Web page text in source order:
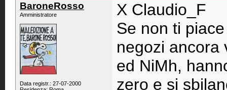
BaroneRosso
Amministratore
Data registr.: 27-07-2000
X Claudio_F
Se non ti
negozi ancora
ed NiMh,
zero e si